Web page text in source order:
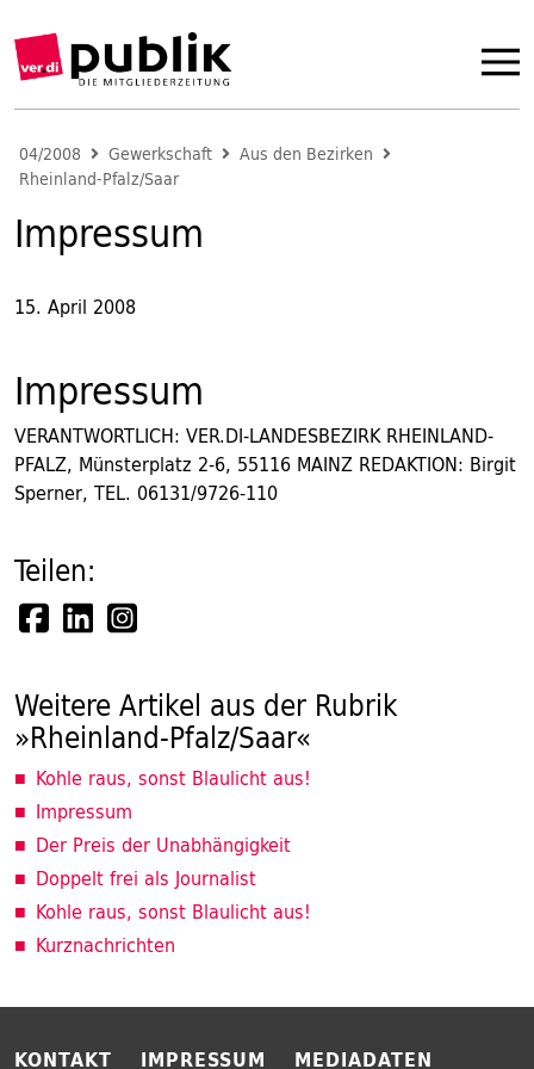
04/2008 Gewerkschaft
Aus den Bezirken
Rheinland-Pfalz/Saar
Impressum
15. April 2008
Impressum
VERANTWORTLICH: VER.DI-LANDESBEZIRK RHEINLAND-
PFALZ, Münsterplatz 2-6, 55116 MAINZ REDAKTION: Birgit
Sperner, TEL. 06131/9726-110
Teilen:
Weitere Artikel aus der Rubrik
»Rheinland-Pfalz/Saar«
Kohle raus, sonst Blaulicht aus!
Impressum
Der Preis der Unabhängigkeit
Doppelt frei als Journalist
Kohle raus, sonst Blaulicht aus!
Kurznachrichten
KONTAKT IMPRESSUM MEDIADATEN